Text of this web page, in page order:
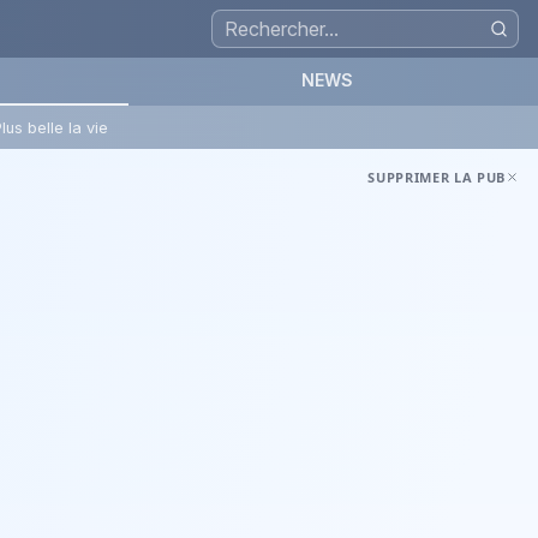
NEWS
belle la vie
SUPPRIMER LA PUB